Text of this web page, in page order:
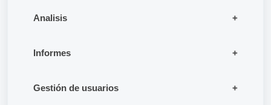
Analisis
Informes
Gestión de usuarios